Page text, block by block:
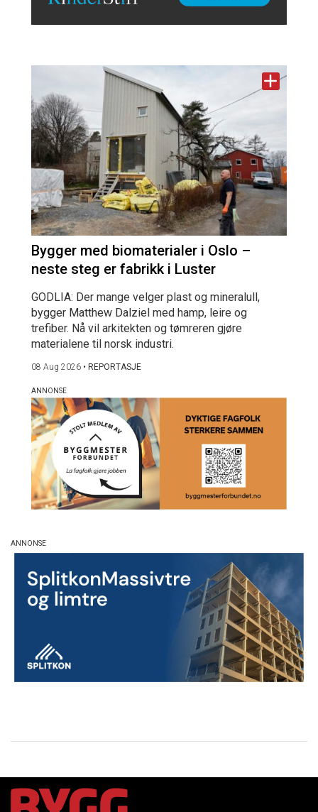
Bygger med biomaterialer i Oslo –
neste steg er fabrikk i Luster
GODLIA: Der mange velger plast og mineralull,
bygger Matthew Dalziel med hamp, leire og
trefiber. Nå vil arkitekten og tømreren gjøre
materialene til norsk industri.
08 Aug 2026 • REPORTASJE